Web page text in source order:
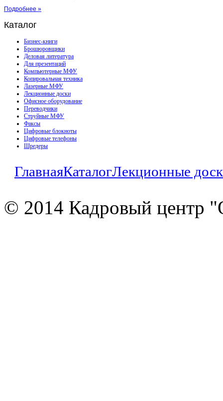
Подробнее »
Каталог
Бизнес-книги
Брошюровщики
Деловая литература
Для презентаций
Компьютерные МФУ
Копировальная техника
Лазерные МФУ
Лекционные доски
Офисное оборудование
Переводчики
Струйные МФУ
Факсы
Цифровые блокноты
Цифровые телефоны
Шредеры
ГлавнаяКаталогЛекционные
© 2014 Кадровый центр